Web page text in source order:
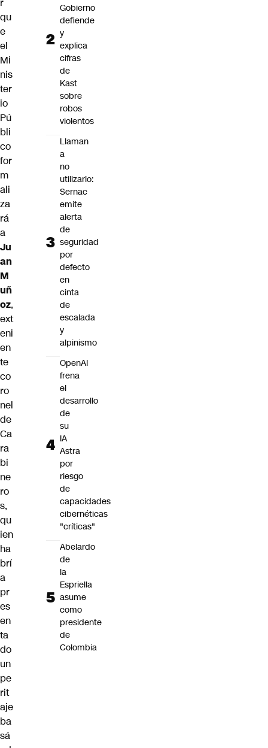
r
qu
e
el
Mi
nis
ter
io
Pú
bli
co
for
m
ali
za
rá
a
Ju
an
M
uñ
oz,
ext
eni
en
te
co
ro
nel
de
Ca
ra
bi
ne
ro
s,
qu
ien
ha
brí
a
pr
es
en
ta
do
un
pe
rit
aje
ba
sá
Gobierno
defiende
y
explica
cifras
de
Kast
sobre
robos
violentos
Llaman
a
no
utilizarlo:
Sernac
emite
alerta
de
seguridad
por
defecto
en
cinta
de
escalada
y
alpinismo
OpenAI
frena
el
desarrollo
de
su
IA
Astra
por
riesgo
de
capacidades
cibernéticas
"críticas"
Abelardo
de
la
Espriella
asume
como
presidente
de
Colombia